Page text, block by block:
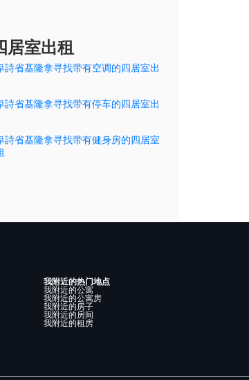
居室出租
詩省基隆拿寻找带有空调的四居室出
詩省基隆拿寻找带有停车的四居室出
詩省基隆拿寻找带有健身房的四居室
我附近的热门地点
我附近的公寓
我附近的公寓房
我附近的房子
我附近的房间
我附近的租房